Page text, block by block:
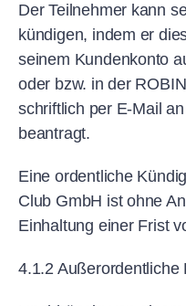
Der Teilnehmer kann
kündigen, indem er
seinem Kundenkonto
oder bzw. in der
schriftlich per E-Mail
beantragt.
Eine ordentliche
Club GmbH ist ohne
Einhaltung einer Frist
4.1.2 Außerordentliche